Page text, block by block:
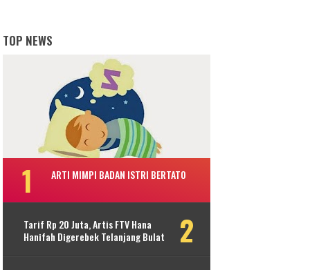
TOP NEWS
ARTI MIMPI BADAN ISTRI BERTATO
Tarif Rp 20 Juta, Artis FTV Hana
Hanifah Digerebek Telanjang Bulat